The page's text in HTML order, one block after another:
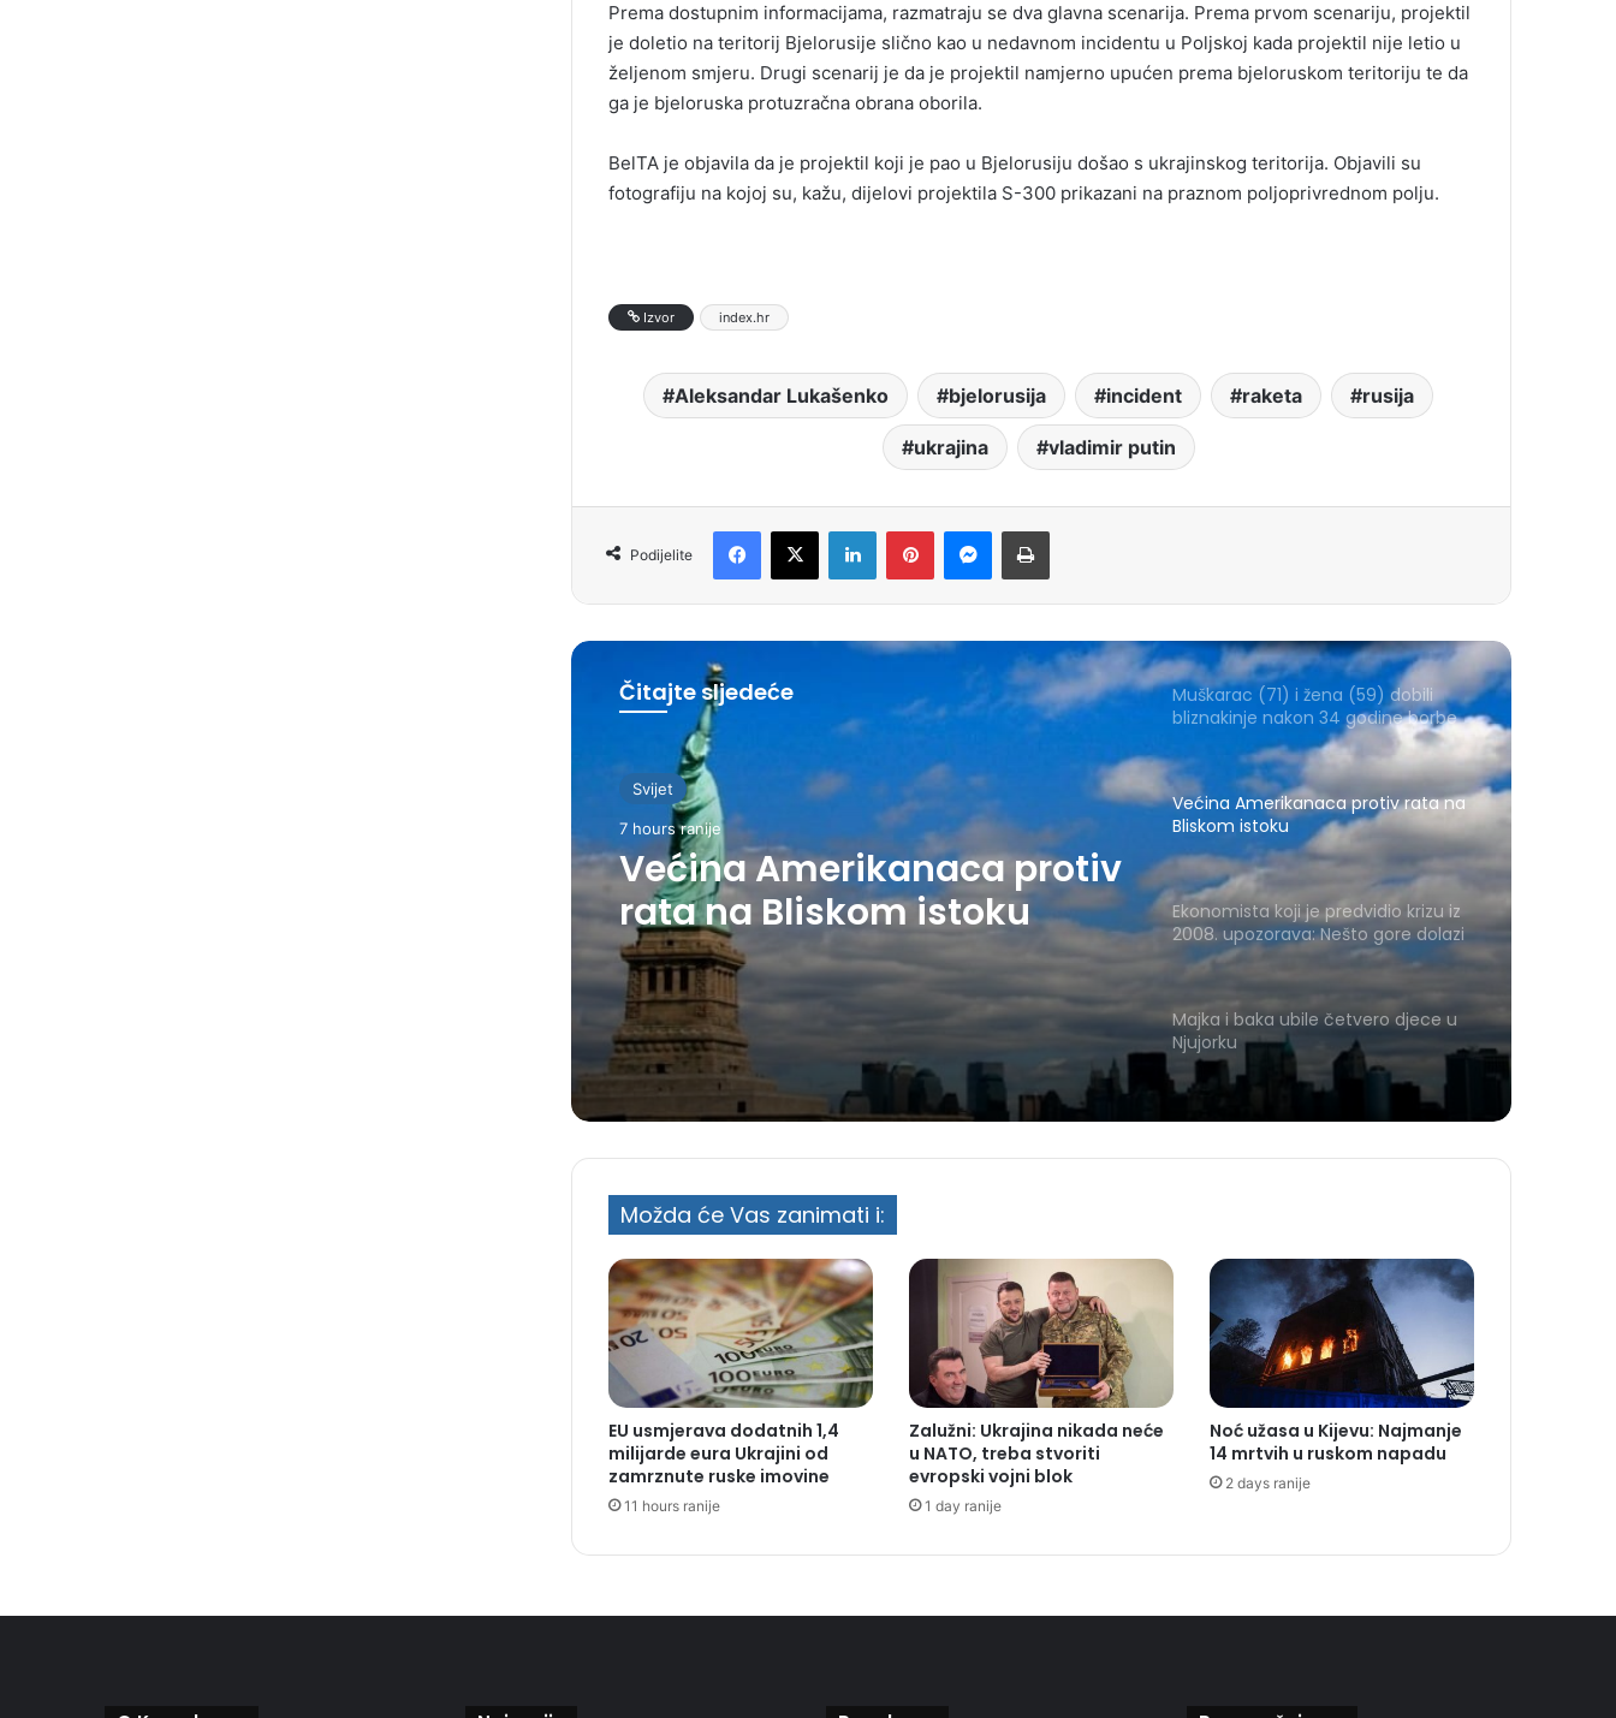
Prema dostupnim informacijama, razmatraju se dva glavna scenarija. Prema prvom scenariju, projektil
je doletio na teritorij Bjelorusije slično kao u nedavnom incidentu u Poljskoj kada projektil nije letio u
željenom smjeru. Drugi scenarij je da je projektil namjerno upućen prema bjeloruskom teritoriju te da
ga je bjeloruska protuzračna obrana oborila.
BelTA je objavila da je projektil koji je pao u Bjelorusiju došao s ukrajinskog teritorija. Objavili su
fotografiju na kojoj su, kažu, dijelovi projektila S-300 prikazani na praznom poljoprivrednom polju.
Izvor index.hr
Aleksandar Lukašenko bjelorusija incident raketa rusija
ukrajina vladimir putin
Podijelite
Čitajte sljedeće
Svijet
7 hours ranije
Većina Amerikanaca protiv
rata na Bliskom istoku
Muškarac (71) i žena (59) dobili
bliznakinje nakon 34 godine borbe
Većina Amerikanaca protiv rata na
Bliskom istoku
Ekonomista koji je predvidio krizu iz
2008. upozorava: Nešto gore dolazi
Majka i baka ubile četvero djece u
Njujorku
Možda će Vas zanimati i:
EU usmjerava dodatnih 1,4
milijarde eura Ukrajini od
zamrznute ruske imovine
11 hours ranije
Zalužni: Ukrajina nikada neće
u NATO, treba stvoriti
evropski vojni blok
1 day ranije
Noć užasa u Kijevu: Najmanje
14 mrtvih u ruskom napadu
2 days ranije